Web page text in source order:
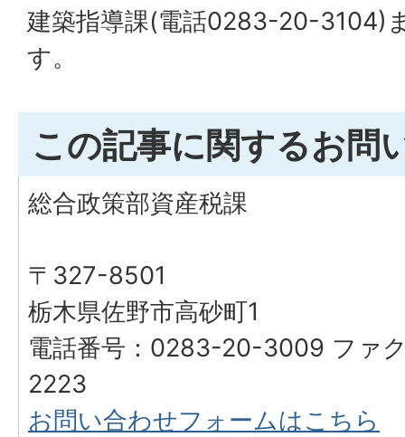
建築指導課(電話0283-20-3104)
す。
この記事に関するお問
総合政策部資産税課
〒327-8501
栃木県佐野市高砂町1
電話番号：0283-20-3009 ファ
2223
お問い合わせフォームはこちら